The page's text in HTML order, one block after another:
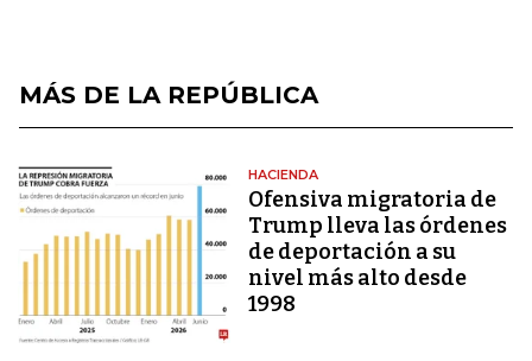
MÁS DE LA REPÚBLICA
HACIENDA
Ofensiva migratoria de
Trump lleva las órdenes
de deportación a su
nivel más alto desde
1998